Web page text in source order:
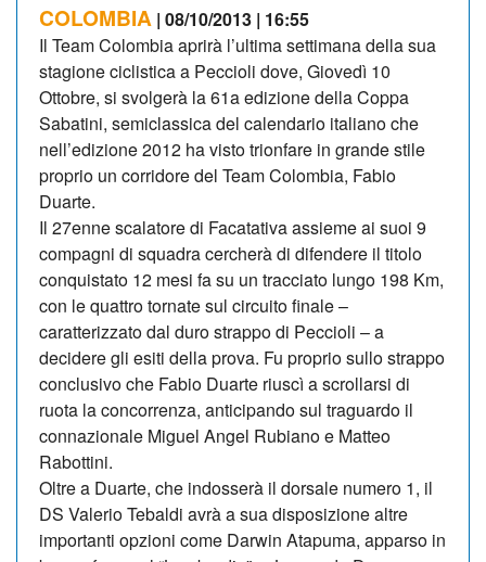
COLOMBIA | 08/10/2013 | 16:55
Il Team Colombia aprirà l’ultima settimana della sua
stagione ciclistica a Peccioli dove, Giovedì 10
Ottobre, si svolgerà la 61a edizione della Coppa
Sabatini, semiclassica del calendario italiano che
nell’edizione 2012 ha visto trionfare in grande stile
proprio un corridore del Team Colombia, Fabio
Duarte.
Il 27enne scalatore di Facatativa assieme ai suoi 9
compagni di squadra cercherà di difendere il titolo
conquistato 12 mesi fa su un tracciato lungo 198 Km,
con le quattro tornate sul circuito finale –
caratterizzato dal duro strappo di Peccioli – a
decidere gli esiti della prova. Fu proprio sullo strappo
conclusivo che Fabio Duarte riuscì a scrollarsi di
ruota la concorrenza, anticipando sul traguardo il
connazionale Miguel Angel Rubiano e Matteo
Rabottini.
Oltre a Duarte, che indosserà il dorsale numero 1, il
DS Valerio Tebaldi avrà a sua disposizione altre
importanti opzioni come Darwin Atapuma, apparso in